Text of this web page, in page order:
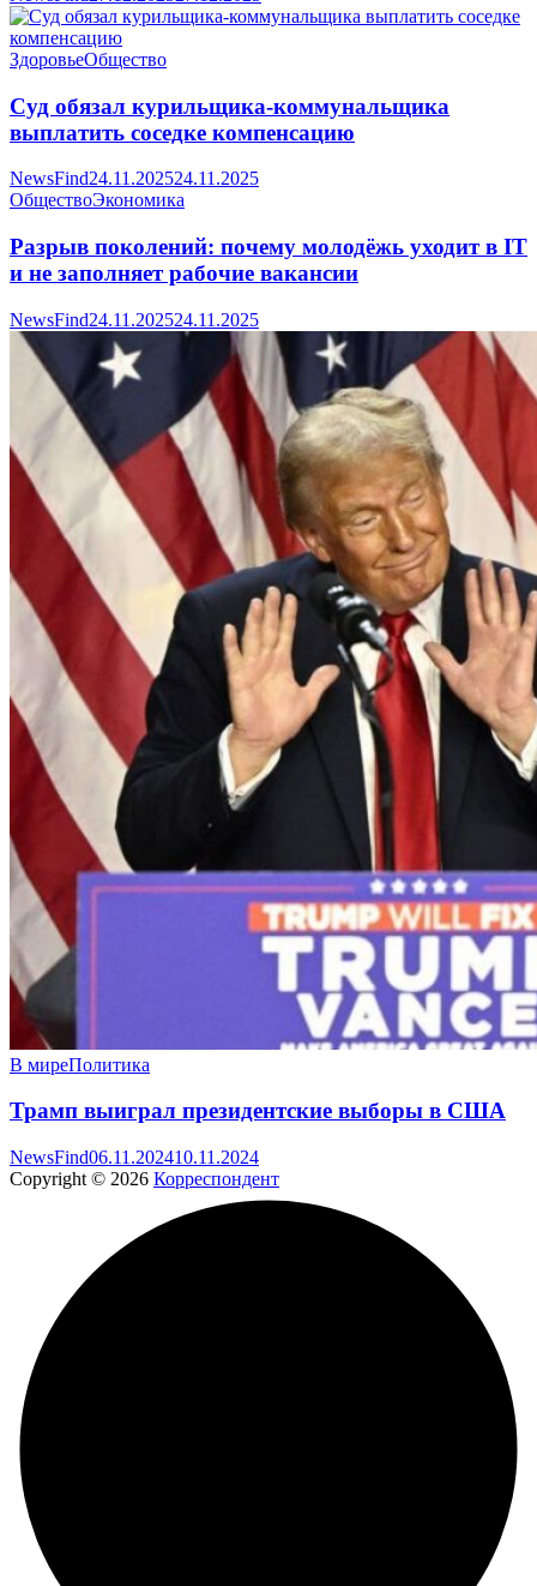
ЗдоровьеОбщество
Суд обязал курильщика-коммунальщика
выплатить соседке компенсацию
NewsFind24.11.202524.11.2025
ОбществоЭкономика
Разрыв поколений: почему молодёжь уходит в IT
и не заполняет рабочие вакансии
NewsFind24.11.202524.11.2025
В миреПолитика
Трамп выиграл президентские выборы в США
NewsFind06.11.202410.11.2024
Copyright © 2026 Корреспондент